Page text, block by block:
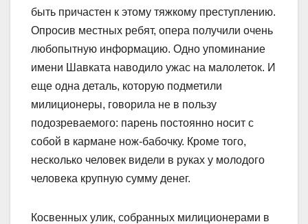
быть причастен к этому тяжкому преступлению.
Опросив местных ребят, опера получили очень
любопытную информацию. Одно упоминание
имени Шавката наводило ужас на малолеток. И
еще одна деталь, которую подметили
милиционеры, говорила не в пользу
подозреваемого: парень постоянно носит с
собой в кармане нож-бабочку. Кроме того,
несколько человек видели в руках у молодого
человека крупную сумму денег.
Косвенных улик, собранных милиционерами в